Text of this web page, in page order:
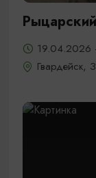
19.04.2026
Гвардейск,